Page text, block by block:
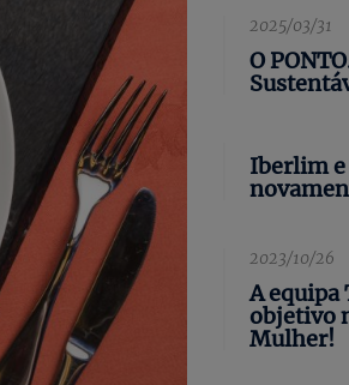
2025/03/31
O
Iberlim e
2023/10/26
A equipa
objetivo
Mulher!